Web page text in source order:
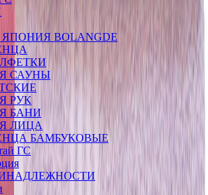
BOLANGDE
САУНЫ
РУК
БАНИ
ЛИЦА
БАМБУКОВЫЕ
ГС